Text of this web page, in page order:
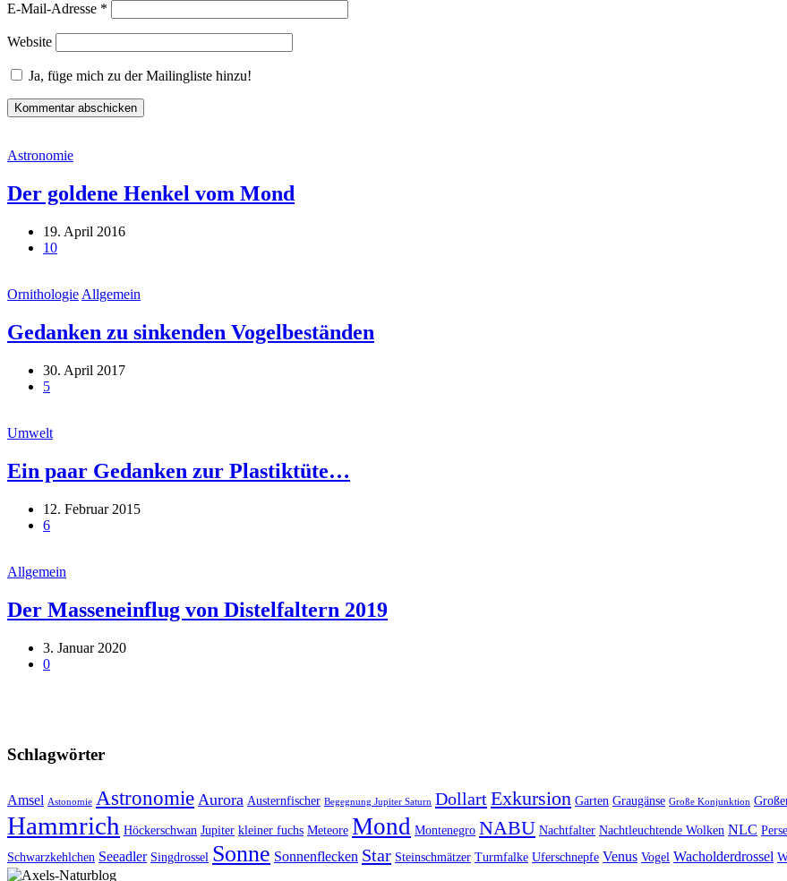
E-Mail-Adresse *
Website
Ja, füge mich zu der Mailingliste hinzu!
Astronomie
Der goldene Henkel vom Mond
19. April 2016
10
Ornithologie Allgemein
Gedanken zu sinkenden Vogelbeständen
30. April 2017
5
Umwelt
Ein paar Gedanken zur Plastiktüte…
12. Februar 2015
6
Allgemein
Der Masseneinflug von Distelfaltern 2019
3. Januar 2020
0
Schlagwörter
Amsel Astonomie Astronomie Aurora Austernfischer Begegnung Jupiter Saturn DollartExkursion Garten Graugänse Große Konjunktion
Hammrich Höckerschwan Jupiter kleiner fuchs Meteore Mond Montenegro NABU Nachtfalter Nachtleuchtende Wolken NLC
Schwarzkehlchen Seeadler Singdrossel Sonne Sonnenflecken Star Steinschmätzer Turmfalke Uferschnepfe Venus Vogel Wacholderdrossel